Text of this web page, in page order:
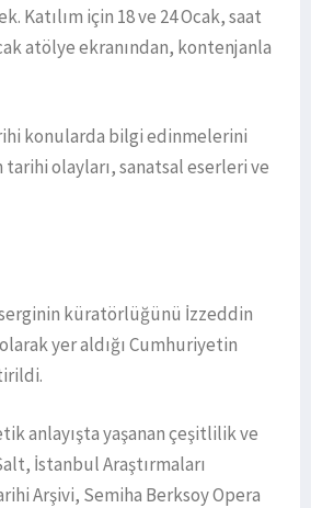
Katılım için 18 ve 24 Ocak, saat
atölye ekranından, kontenjanla
konularda bilgi edinmelerini
olayları, sanatsal eserleri ve
küratörlüğünü İzzeddin
yer aldığı Cumhuriyetin
anlayışta yaşanan çeşitlilik ve
İstanbul Araştırmaları
Arşivi, Semiha Berksoy Opera